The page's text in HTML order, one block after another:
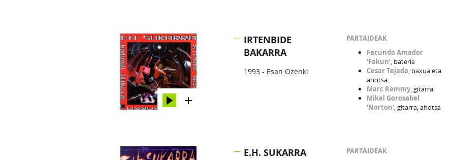
IRTENBIDE
BAKARRA
1993 - Esan Ozenki
PARTAIDEAK
Facundo Amador
'Fakun', bateria
Cesar Tejada, baxua eta
ahotsa
Marc Remmy, gitarra
Mikel Gorosabel
'Norton', gitarra, ahotsa
E.H. SUKARRA
PARTAIDEAK